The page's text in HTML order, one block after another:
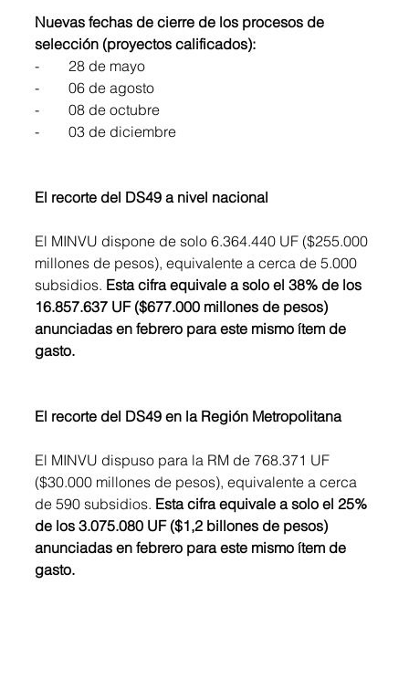
Nuevas fechas de cierre de los procesos de
selección (proyectos calificados):
-        28 de mayo
-        06 de agosto
-        08 de octubre
-        03 de diciembre
El recorte del DS49 a nivel nacional
El MINVU dispone de solo 6.364.440 UF ($255.000
millones de pesos), equivalente a cerca de 5.000
subsidios. Esta cifra equivale a solo el 38% de los
16.857.637 UF ($677.000 millones de pesos)
anunciadas en febrero para este mismo ítem de
gasto.
El recorte del DS49 en la Región Metropolitana
El MINVU dispuso para la RM de 768.371 UF
($30.000 millones de pesos), equivalente a cerca
de 590 subsidios. Esta cifra equivale a solo el 25%
de los 3.075.080 UF ($1,2 billones de pesos)
anunciadas en febrero para este mismo ítem de
gasto.